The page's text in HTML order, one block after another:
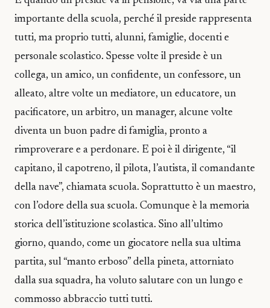
importante della scuola, perché il preside rappresenta
tutti, ma proprio tutti, alunni, famiglie, docenti e
personale scolastico. Spesse volte il preside è un
collega, un amico, un confidente, un confessore, un
alleato, altre volte un mediatore, un educatore, un
pacificatore, un arbitro, un manager, alcune volte
diventa un buon padre di famiglia, pronto a
rimproverare e a perdonare. E poi è il dirigente, “il
capitano, il capotreno, il pilota, l’autista, il comandante
della nave”, chiamata scuola. Soprattutto è un maestro,
con l’odore della sua scuola. Comunque è la memoria
storica dell’istituzione scolastica. Sino all’ultimo
giorno, quando, come un giocatore nella sua ultima
partita, sul “manto erboso” della pineta, attorniato
dalla sua squadra, ha voluto salutare con un lungo e
commosso abbraccio tutti tutti.